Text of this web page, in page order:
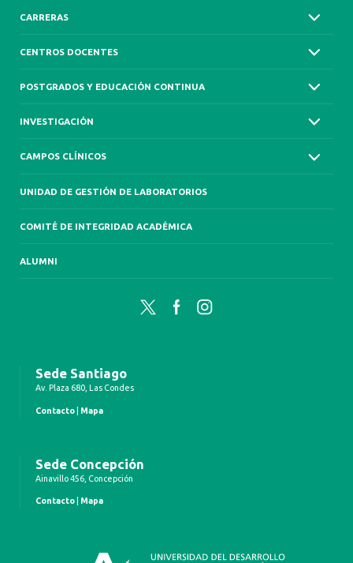
CARRERAS
CENTROS DOCENTES
POSTGRADOS Y EDUCACIÓN CONTINUA
INVESTIGACIÓN
CAMPOS CLÍNICOS
UNIDAD DE GESTIÓN DE LABORATORIOS
COMITÉ DE INTEGRIDAD ACADÉMICA
ALUMNI
Twitter FacebookInstagram
Sede Santiago
Av. Plaza 680, Las Condes
Contacto Mapa
Sede Concepción
Ainavillo 456, Concepción
Contacto Mapa